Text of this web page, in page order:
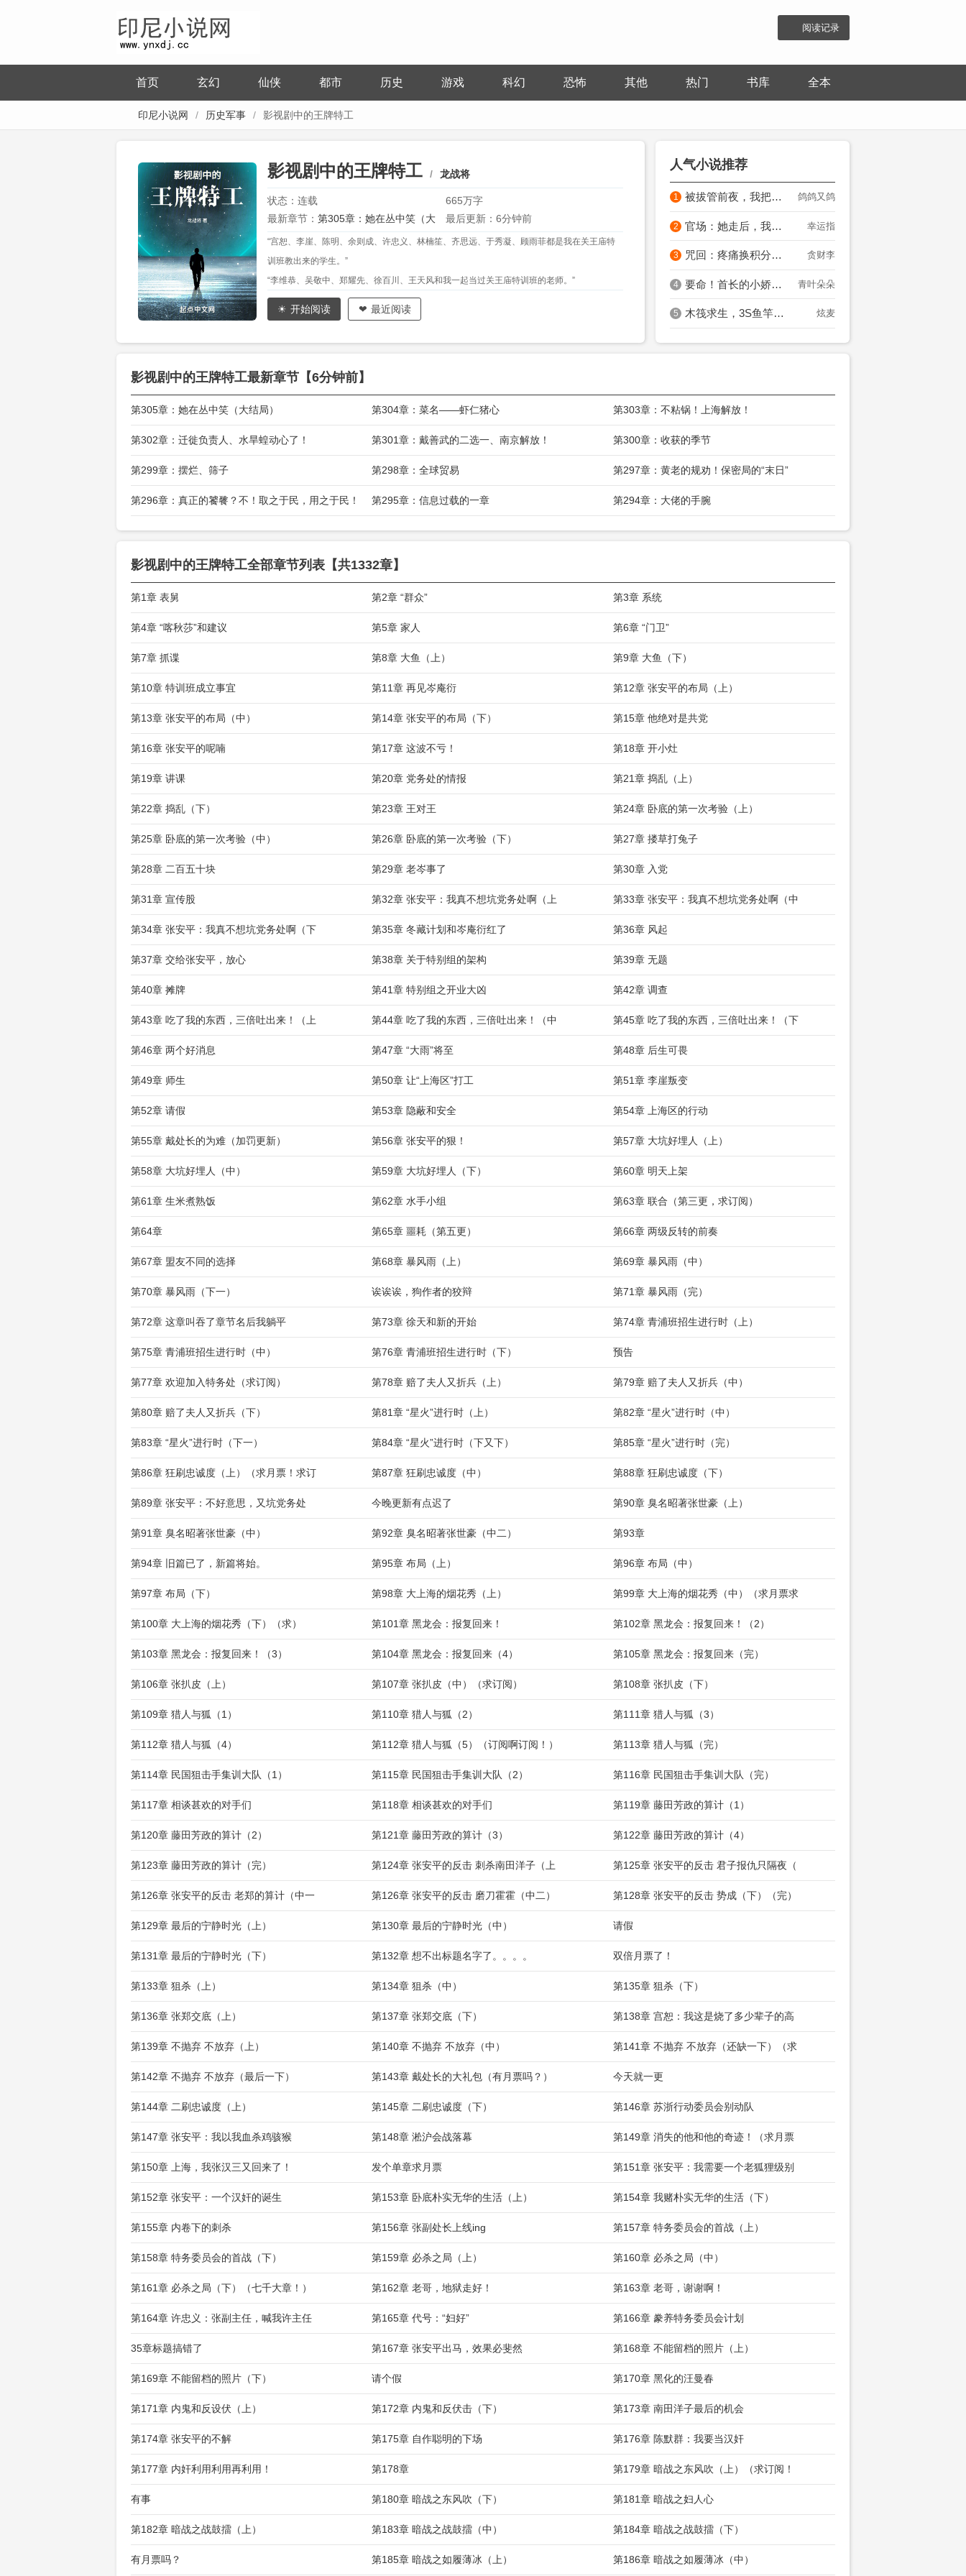
阅读记录
首页 玄幻 仙侠 都市 历史 游戏 科幻 恐怖 其他 热门 书库 全本
印尼小说网 历史军事 影视剧中的王牌特工
影视剧中的王牌特工 龙战将
状态：连载
665万字
最新章节： 第305章：她在丛中笑（大
结局）
最后更新：6分钟前
“宫恕、李崖、陈明、余则成、许忠义、林楠笙、齐思远、于秀凝、顾雨菲都是我在关王庙特
训班教出来的学生。”
“李维恭、吴敬中、郑耀先、徐百川、王天风和我一起当过关王庙特训班的老师。”
“谭忠恕和刘新杰是经我之手的。”
“我是谁？”
“嗯，我还有个代号，就是他们一直在找的‘喀秋莎’。”
开始阅读 最近阅读
人气小说推荐
1 被拔管前夜，我把全族卖了 鸽鸽又鸽
2 官场：她走后，我青云直上！ 幸运指
3 咒回：疼痛换积分？太阴间了吧！ 贪财李
4 要命！首长的小娇妻夜夜闹离婚 青叶朵朵
5 木筏求生，3S鱼竿带飞六个校花 炫麦
影视剧中的王牌特工最新章节【6分钟前】
第305章：她在丛中笑（大结局） 第304章：菜名——虾仁猪心 第303章：不粘锅！上海解放！
第302章：迁徙负责人、水旱蝗动心了！ 第301章：戴善武的二选一、南京解放！ 第300章：收获的季节
第299章：摆烂、筛子 第298章：全球贸易 第297章：黄老的规劝！保密局的“末日”
第296章：真正的饕餮？不！取之于民，用之于民！ 第295章：信息过载的一章 第294章：大佬的手腕
影视剧中的王牌特工全部章节列表【共1332章】
第1章 表舅 第2章 “群众” 第3章 系统
第4章 “喀秋莎”和建议 第5章 家人 第6章 “门卫”
第7章 抓谍 第8章 大鱼（上） 第9章 大鱼（下）
第10章 特训班成立事宜 第11章 再见岑庵衍 第12章 张安平的布局（上）
第13章 张安平的布局（中） 第14章 张安平的布局（下） 第15章 他绝对是共党
第16章 张安平的呢喃 第17章 这波不亏！ 第18章 开小灶
第19章 讲课 第20章 党务处的情报 第21章 捣乱（上）
第22章 捣乱（下） 第23章 王对王 第24章 卧底的第一次考验（上）
第25章 卧底的第一次考验（中） 第26章 卧底的第一次考验（下） 第27章 搂草打兔子
第28章 二百五十块 第29章 老岑事了 第30章 入党
第31章 宣传股 第32章 张安平：我真不想坑党务处啊（上 第33章 张安平：我真不想坑党务处啊（中
第34章 张安平：我真不想坑党务处啊（下 第35章 冬藏计划和岑庵衍红了 第36章 风起
第37章 交给张安平，放心 第38章 关于特别组的架构 第39章 无题
第40章 摊牌 第41章 特别组之开业大凶 第42章 调查
第43章 吃了我的东西，三倍吐出来！（上 第44章 吃了我的东西，三倍吐出来！（中 第45章 吃了我的东西，三倍吐出来！（下
第46章 两个好消息 第47章 “大雨”将至 第48章 后生可畏
第49章 师生 第50章 让“上海区”打工 第51章 李崖叛变
第52章 请假 第53章 隐蔽和安全 第54章 上海区的行动
第55章 戴处长的为难（加罚更新） 第56章 张安平的狠！ 第57章 大坑好埋人（上）
第58章 大坑好埋人（中） 第59章 大坑好埋人（下） 第60章 明天上架
第61章 生米煮熟饭 第62章 水手小组 第63章 联合（第三更，求订阅）
第64章 第65章 噩耗（第五更） 第66章 两级反转的前奏
第67章 盟友不同的选择 第68章 暴风雨（上） 第69章 暴风雨（中）
第70章 暴风雨（下一） 诶诶诶，狗作者的狡辩 第71章 暴风雨（完）
第72章 这章叫吞了章节名后我躺平 第73章 徐天和新的开始 第74章 青浦班招生进行时（上）
第75章 青浦班招生进行时（中） 第76章 青浦班招生进行时（下） 预告
第77章 欢迎加入特务处（求订阅） 第78章 赔了夫人又折兵（上） 第79章 赔了夫人又折兵（中）
第80章 赔了夫人又折兵（下） 第81章 “星火”进行时（上） 第82章 “星火”进行时（中）
第83章 “星火”进行时（下一） 第84章 “星火”进行时（下又下） 第85章 “星火”进行时（完）
第86章 狂刷忠诚度（上）（求月票！求订 第87章 狂刷忠诚度（中） 第88章 狂刷忠诚度（下）
第89章 张安平：不好意思，又坑党务处 今晚更新有点迟了 第90章 臭名昭著张世豪（上）
第91章 臭名昭著张世豪（中） 第92章 臭名昭著张世豪（中二） 第93章
第94章 旧篇已了，新篇将始。 第95章 布局（上） 第96章 布局（中）
第97章 布局（下） 第98章 大上海的烟花秀（上） 第99章 大上海的烟花秀（中）（求月票求
第100章 大上海的烟花秀（下）（求） 第101章 黑龙会：报复回来！ 第102章 黑龙会：报复回来！（2）
第103章 黑龙会：报复回来！（3） 第104章 黑龙会：报复回来（4） 第105章 黑龙会：报复回来（完）
第106章 张扒皮（上） 第107章 张扒皮（中）（求订阅） 第108章 张扒皮（下）
第109章 猎人与狐（1） 第110章 猎人与狐（2） 第111章 猎人与狐（3）
第112章 猎人与狐（4） 第112章 猎人与狐（5）（订阅啊订阅！） 第113章 猎人与狐（完）
第114章 民国狙击手集训大队（1） 第115章 民国狙击手集训大队（2） 第116章 民国狙击手集训大队（完）
第117章 相谈甚欢的对手们 第118章 相谈甚欢的对手们 第119章 藤田芳政的算计（1）
第120章 藤田芳政的算计（2） 第121章 藤田芳政的算计（3） 第122章 藤田芳政的算计（4）
第123章 藤田芳政的算计（完） 第124章 张安平的反击 刺杀南田洋子（上 第125章 张安平的反击 君子报仇只隔夜（
第126章 张安平的反击 老郑的算计（中一 第126章 张安平的反击 磨刀霍霍（中二） 第128章 张安平的反击 势成（下）（完）
第129章 最后的宁静时光（上） 第130章 最后的宁静时光（中） 请假
第131章 最后的宁静时光（下） 第132章 想不出标题名字了。。。。 双倍月票了！
第133章 狙杀（上） 第134章 狙杀（中） 第135章 狙杀（下）
第136章 张郑交底（上） 第137章 张郑交底（下） 第138章 宫恕：我这是烧了多少辈子的高
第139章 不抛弃 不放弃（上） 第140章 不抛弃 不放弃（中） 第141章 不抛弃 不放弃（还缺一下）（求
第142章 不抛弃 不放弃（最后一下） 第143章 戴处长的大礼包（有月票吗？） 今天就一更
第144章 二刷忠诚度（上） 第145章 二刷忠诚度（下） 第146章 苏浙行动委员会别动队
第147章 张安平：我以我血杀鸡骇猴 第148章 淞沪会战落幕 第149章 消失的他和他的奇迹！（求月票
第150章 上海，我张汉三又回来了！ 发个单章求月票 第151章 张安平：我需要一个老狐狸级别
第152章 张安平：一个汉奸的诞生 第153章 卧底朴实无华的生活（上） 第154章 我赌朴实无华的生活（下）
第155章 内卷下的刺杀 第156章 张副处长上线ing 第157章 特务委员会的首战（上）
第158章 特务委员会的首战（下） 第159章 必杀之局（上） 第160章 必杀之局（中）
第161章 必杀之局（下）（七千大章！） 第162章 老哥，地狱走好！ 第163章 老哥，谢谢啊！
第164章 许忠义：张副主任，喊我许主任 第165章 代号：“妇好” 第166章 豢养特务委员会计划
35章标题搞错了 第167章 张安平出马，效果必斐然 第168章 不能留档的照片（上）
第169章 不能留档的照片（下） 请个假 第170章 黑化的汪曼春
第171章 内鬼和反设伏（上） 第172章 内鬼和反伏击（下） 第173章 南田洋子最后的机会
第174章 张安平的不解 第175章 自作聪明的下场 第176章 陈默群：我要当汉奸
第177章 内奸利用利用再利用！ 第178章 第179章 暗战之东风吹（上）（求订阅！
有事 第180章 暗战之东风吹（下） 第181章 暗战之妇人心
第182章 暗战之战鼓擂（上） 第183章 暗战之战鼓擂（中） 第184章 暗战之战鼓擂（下）
有月票吗？ 第185章 暗战之如履薄冰（上） 第186章 暗战之如履薄冰（中）